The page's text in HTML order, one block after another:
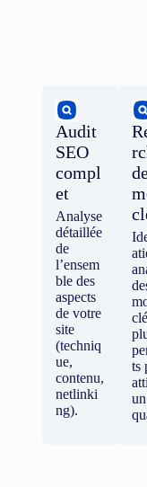
Audit
SEO
compl
et
Analyse
détaillée
de
l’ensem
ble des
aspects
de votre
site
(techniq
ue,
contenu,
netlinki
ng).
ts